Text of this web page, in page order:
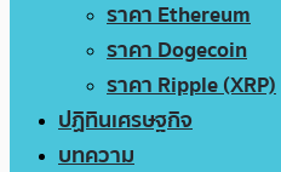
ราคา Ethereum
ราคา Dogecoin
ราคา Ripple (XRP)
ปฏิทินเศรษฐกิจ
บทความ